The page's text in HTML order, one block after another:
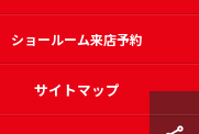
ショールーム来店予約
サイトマップ